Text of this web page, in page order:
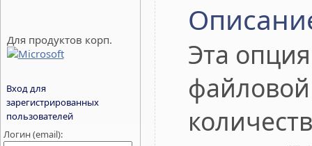
Для продуктов корп.
Вход для
зарегистрированных
пользователей
Логин (email):
Эта